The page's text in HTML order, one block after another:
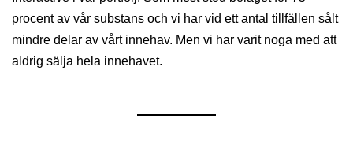
procent av vår substans och vi har vid ett antal tillfällen sålt
mindre delar av vårt innehav. Men vi har varit noga med att
aldrig sälja hela innehavet.